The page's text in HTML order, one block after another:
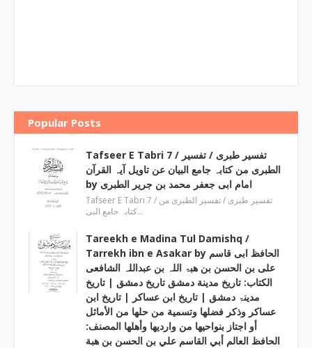
Popular Posts
Tafseer E Tabri 7 / تفسیر طبری / تفسیر
الطبری من کتابہ جامع البیان عن تاویل آیہ القرآن
by امام ابی جعفر محمد بن جریر الطبری
Tafseer E Tabri 7 / تفسیر طبری / تفسیر الطبری من
کتابہ جامع البی…
Tareekh e Madina Tul Damishq /
Tarrekh ibn e Asakar by الحافظ ابی قاسم
علی بن الحسن بن ھبۃ اللہ بن عبداللہ الشافعی
الكتاب: تاريخ مدينة دمشق تاريخ دمشق | تاریخ
مدینۃ دمشق | تاریخ ابن عساکر | تاريخ ابن
عساكر وذكر فضلها وتسمية من حلها من الأماثل
أو اجتاز بنواحيها من وارديها وأهلها المصنف:
الحافظ العالم أبي القاسم علي بن الحسن بن هبة